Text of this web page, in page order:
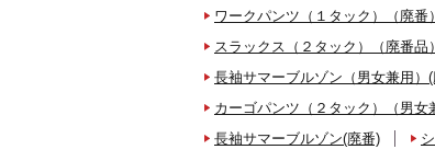
ワークパンツ（１タック）（廃番
スラックス（２タック）（廃番品
長袖サマーブルゾン（男女兼用）
カーゴパンツ（２タック）（男女
長袖サマーブルゾン(廃番)